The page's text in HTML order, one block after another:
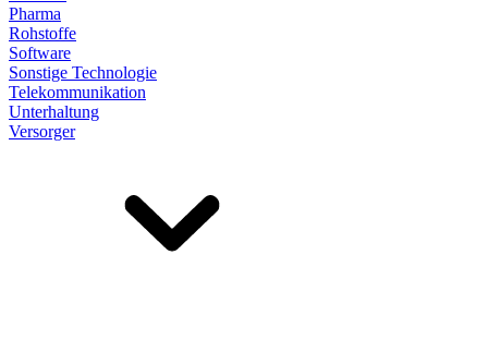
Pharma
Rohstoffe
Software
Sonstige Technologie
Telekommunikation
Unterhaltung
Versorger